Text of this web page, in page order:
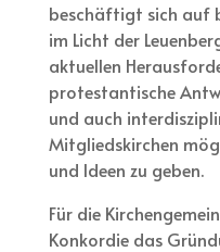
beschäftigt sich auf
im Licht der
aktuellen
protestantische
und auch
Mitgliedskirchen
und Ideen zu geben.
Für die
Konkordie das